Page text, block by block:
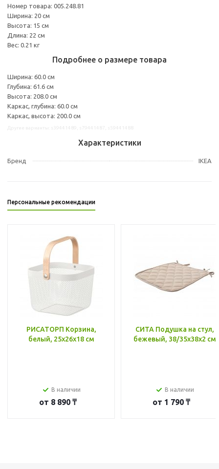
Номер товара: 005.248.81
Ширина: 20 см
Высота: 15 см
Длина: 22 см
Вес: 0.21 кг
Подробнее о размере товара
Ширина: 60.0 см
Глубина: 61.6 см
Высота: 208.0 см
Каркас, глубина: 60.0 см
Каркас, высота: 200.0 см
Характеристики
Бренд IKEA
Персональные рекомендации
РИСАТОРП Корзина,
белый, 25x26x18 см
В наличии
от 8 890 ₸
СИТА Подушка на стул,
бежевый, 38/35x38x2 см
В наличии
от 1 790 ₸